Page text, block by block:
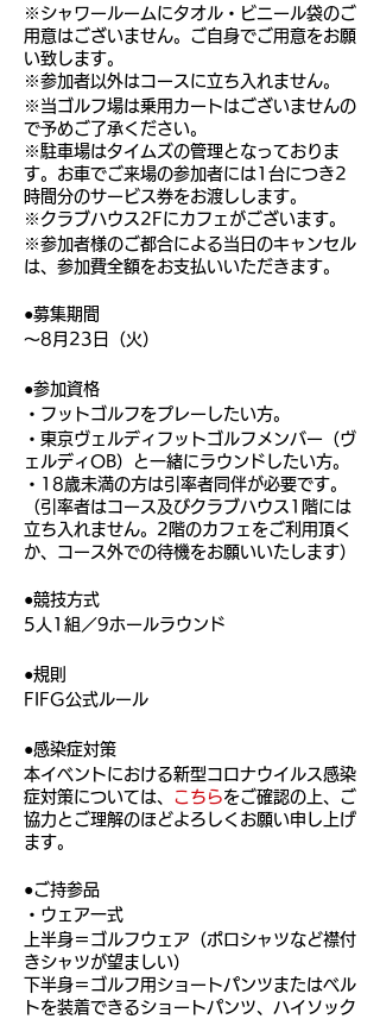
※シャワールームにタオル・ビニール袋のご
用意はございません。ご自身でご用意をお願
い致します。
※参加者以外はコースに立ち入れません。
※当ゴルフ場は乗用カートはございませんの
で予めご了承ください。
※駐車場はタイムズの管理となっておりま
す。お車でご来場の参加者には1台につき2
時間分のサービス券をお渡しします。
※クラブハウス2Fにカフェがございます。
※参加者様のご都合による当日のキャンセル
は、参加費全額をお支払いいただきます。
●募集期間
〜8月23日（火）
●参加資格
・フットゴルフをプレーしたい方。
・東京ヴェルディフットゴルフメンバー（ヴ
ェルディOB）と一緒にラウンドしたい方。
・18歳未満の方は引率者同伴が必要です。
（引率者はコース及びクラブハウス1階には
立ち入れません。2階のカフェをご利用頂く
か、コース外での待機をお願いいたします）
●競技方式
5人1組／9ホールラウンド
●規則
FIFG公式ルール
●感染症対策
本イベントにおける新型コロナウイルス感染
症対策については、 こちらをご確認の上、ご
協力とご理解のほどよろしくお願い申し上げ
ます。
●ご持参品
・ウェア一式
上半身＝ゴルフウェア（ポロシャツなど襟付
きシャツが望ましい）
下半身＝ゴルフ用ショートパンツまたはベル
トを装着できるショートパンツ、ハイソック